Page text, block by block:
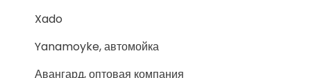
Xado
Yanamoyke, автомойка
Авангард, оптовая компания